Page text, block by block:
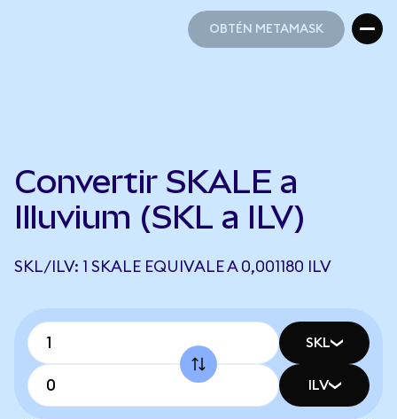
OBTÉN METAMASK
Convertir SKALE a
Illuvium (SKL a ILV)
SKL/ILV: 1 SKALE EQUIVALE A 0,001180 ILV
SKL
ILV